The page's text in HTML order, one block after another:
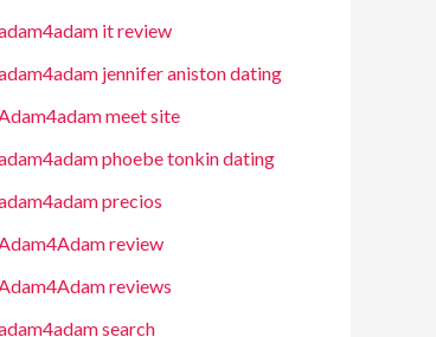
it review
jennifer aniston dating
meet site
phoebe tonkin dating
precios
review
reviews
search